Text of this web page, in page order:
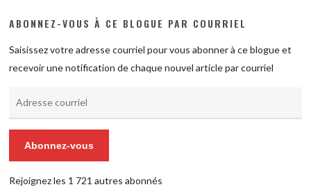
ABONNEZ-VOUS À CE BLOGUE PAR COURRIEL
Saisissez votre adresse courriel pour vous abonner à ce blogue et
recevoir une notification de chaque nouvel article par courriel
Abonnez-vous
Rejoignez les 1 721 autres abonnés